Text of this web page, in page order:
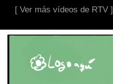
[ Ver más vídeos de RTV ]